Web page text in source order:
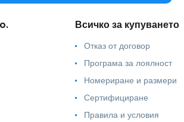
Всичко за купуването
Отказ от договор
Програма за лоялност
Номериране и размери
Сертифициране
Правила и условия